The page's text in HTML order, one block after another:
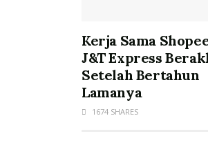
Kerja Sama
J&T Express
Setelah Bertahun
Lamanya
1674 SHARES